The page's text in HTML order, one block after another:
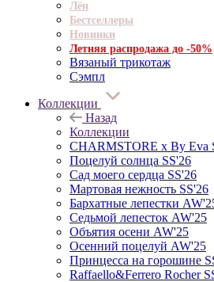
Лён
Бестселлеры
Новинки
Летняя распродажа до -50%
Вязаный трикотаж
Сэмпл
Коллекции
Назад
Коллекции
CHARMSTORE х By Eva
Поцелуй солнца SS'26
Сад моего сердца SS'26
Мартовая нежность SS'26
Бархатные лепестки
Седьмой лепесток AW'25
Объятия осени AW'25
Осенний поцелуй AW'25
Принцесса на горошине
Raffaello&Ferrero Rocher